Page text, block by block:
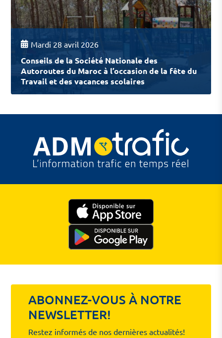
Mardi 28 avril 2026
Conseils de la Société Nationale des
Autoroutes du Maroc à l’occasion de la fête du
Travail et des vacances scolaires
ABONNEZ-VOUS À NOTRE
NEWSLETTER!
Restez informés de nos dernières actualités!